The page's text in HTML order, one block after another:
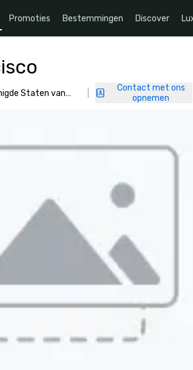
Promoties Bestemmingen Discover
Staten van
Contact met ons
opnemen